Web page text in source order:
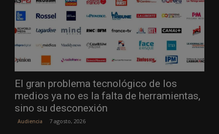
El gran problema tecnológico de los
medios ya no es la falta de herramientas,
sino su desconexión
Audiencia 7 agosto, 2026